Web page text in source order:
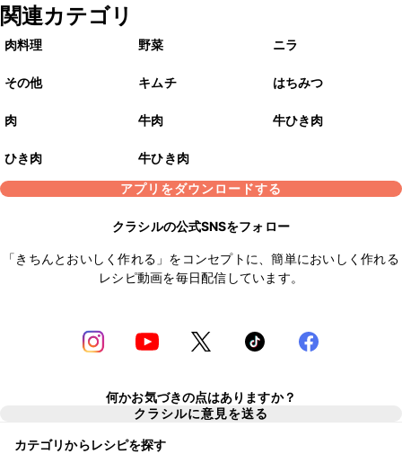
関連カテゴリ
肉料理 野菜 ニラ
その他 キムチ はちみつ
肉 牛肉 牛ひき肉
ひき肉
牛ひき肉
アプリをダウンロードする
クラシルの公式SNSをフォロー
「きちんとおいしく作れる」をコンセプトに、簡単においしく作れる
レシピ動画を毎日配信しています。
何かお気づきの点はありますか？
クラシルに意見を送る
カテゴリからレシピを探す